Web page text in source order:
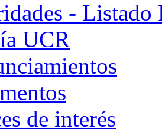
- Listado
UCR
de interés